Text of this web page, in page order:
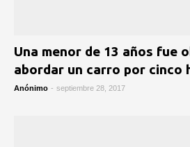
Una menor de 13 años fue
abordar un carro por cinco
Anónimo - septiembre 28, 2017